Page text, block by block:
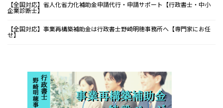
【全国対応】省人化省力化補助金申請代行・申請サポート【行政書士・中小
企業診断士】
【全国対応】事業再構築補助金は行政書士野崎明穂事務所へ【専門家にお任
せ】